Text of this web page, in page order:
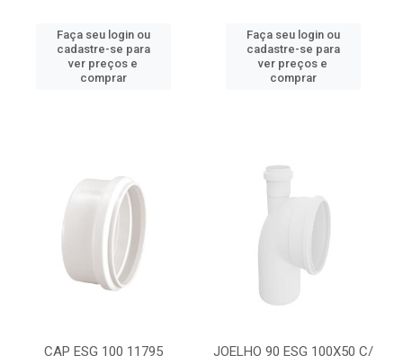
Faça seu login ou
cadastre-se para
ver preços e
comprar
Faça seu login ou
cadastre-se para
ver preços e
comprar
CAP ESG 100 11795
JOELHO 90 ESG 100X50 C/